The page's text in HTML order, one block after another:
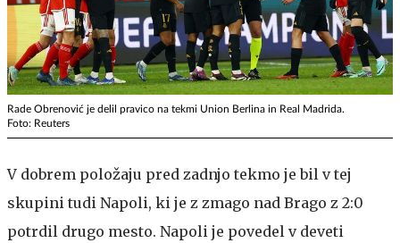
Rade Obrenović je delil pravico na tekmi Union Berlina in Real Madrida.
Foto: Reuters
V dobrem položaju pred zadnjo tekmo je bil v tej
skupini tudi Napoli, ki je z zmago nad Brago z 2:0
potrdil drugo mesto. Napoli je povedel v deveti